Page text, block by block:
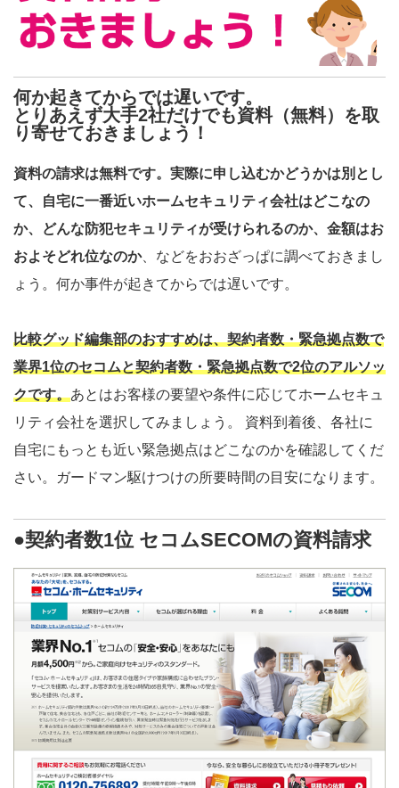
何か起きてからでは遅いです。
とりあえず大手2社だけでも資料（無料）を取
り寄せておきましょう！
資料の請求は無料です。実際に申し込むかどうかは別とし
て、自宅に一番近いホームセキュリティ会社はどこなの
か、どんな防犯セキュリティが受けられるのか、金額はお
およそどれ位なのか、などをおおざっぱに調べておきまし
ょう。何か事件が起きてからでは遅いです。
比較グッド編集部のおすすめは、契約者数・緊急拠点数で
業界1位のセコムと契約者数・緊急拠点数で2位のアルソッ
クです。あとはお客様の要望や条件に応じてホームセキュ
リティ会社を選択してみましょう。 資料到着後、各社に
自宅にもっとも近い緊急拠点はどこなのかを確認してくだ
さい。ガードマン駆けつけの所要時間の目安になります。
●契約者数1位 セコムSECOMの資料請求